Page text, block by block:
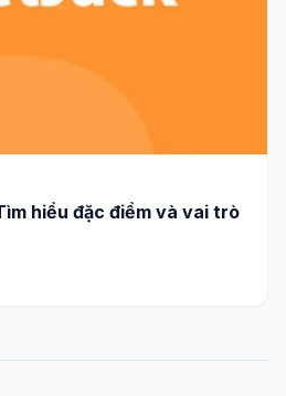
hiểu đặc điểm và vai trò